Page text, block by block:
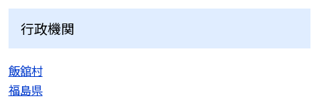
行政機関
飯舘村
福島県